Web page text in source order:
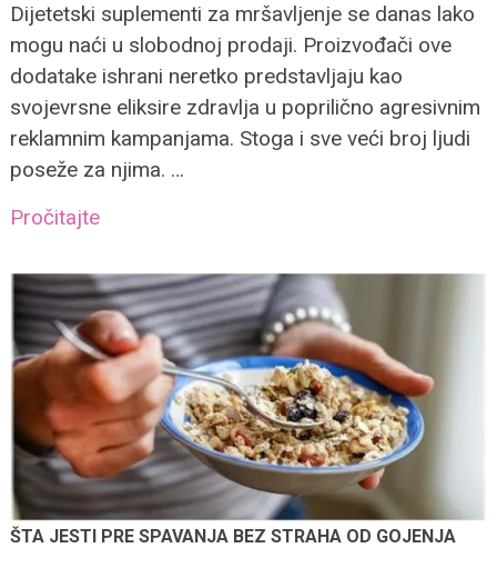
Dijetetski suplementi za mršavljenje se danas lako
mogu naći u slobodnoj prodaji. Proizvođači ove
dodatake ishrani neretko predstavljaju kao
svojevrsne eliksire zdravlja u poprilično agresivnim
reklamnim kampanjama. Stoga i sve veći broj ljudi
poseže za njima. …
Pročitajte
ŠTA JESTI PRE SPAVANJA BEZ STRAHA OD GOJENJA